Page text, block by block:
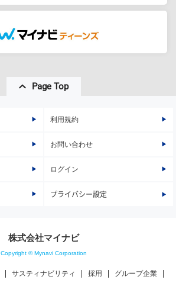
Page Top
利用規約
お問い合わせ
ログイン
プライバシー設定
株式会社マイナビ
Copyright © Mynavi Corporation
サスティナビリティ 採用 グループ企業